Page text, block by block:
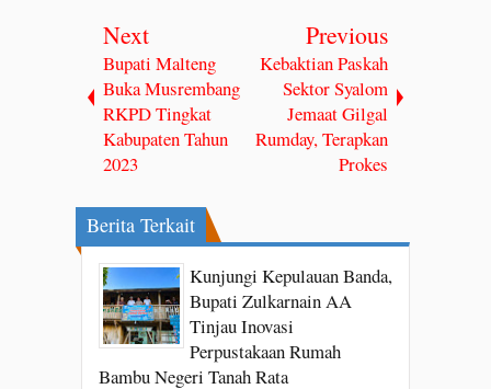
Next
Bupati Malteng
Buka Musrembang
RKPD Tingkat
Kabupaten Tahun
2023
Previous
Kebaktian Paskah
Sektor Syalom
Jemaat Gilgal
Rumday, Terapkan
Prokes
Berita Terkait
Kunjungi Kepulauan Banda,
Bupati Zulkarnain AA
Tinjau Inovasi
Perpustakaan Rumah
Bambu Negeri Tanah Rata